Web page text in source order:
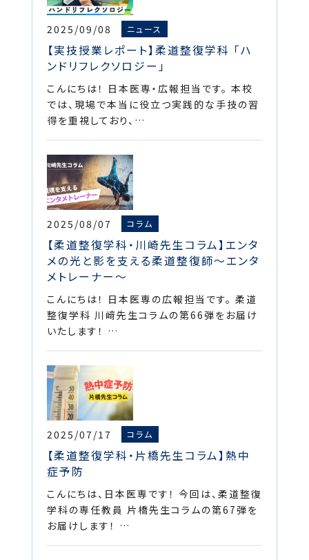
2025/09/08 ニュース
【実技授業レポート】柔道整復学科 「ハ
ンドリフレクソロジー」
こんにちは！ 日本医専・広報担当です。 本校
では、現場で本当に役立つ実践的な手技の習
得を重視しており、…
2025/08/07 コラム
【柔道整復学科・川崎先生コラム】エンタ
メの光と影を支える柔道整復師～エンタ
メトレーナー～
こんにちは！ 日本医専の広報担当です。 柔道
整復学科 川﨑先生コラムの第66弾をお届け
いたします！ …
2025/07/17 コラム
【柔道整復学科・片橋先生コラム】熱中
症予防
こんにちは、日本医専です！ 今回は、柔道整復
学科の専任教員 片橋先生コラムの第67弾を
お届けします！ …